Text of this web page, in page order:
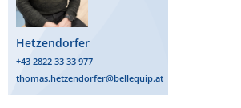
TEKTELIC
Teltonika
Unwired Networks
Vision
Hetzendorfer
+43 2822 33 33 977
thomas.hetzendorfer@bellequip.at